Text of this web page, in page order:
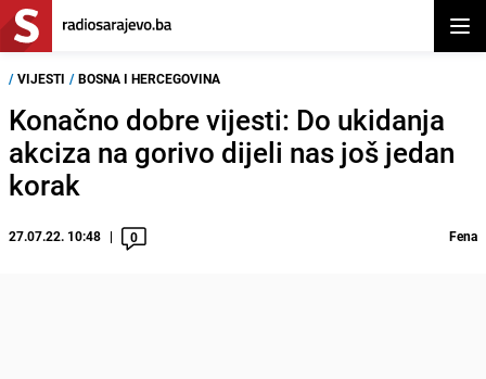
/ VIJESTI / BOSNA I HERCEGOVINA
Konačno dobre vijesti: Do ukidanja
akciza na gorivo dijeli nas još jedan
korak
27.07.22. 10:48 0 Fena